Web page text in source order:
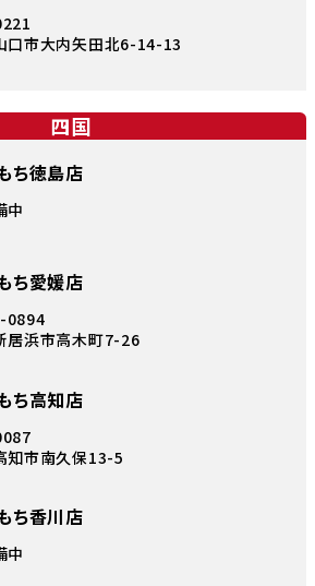
口市大内矢田北6-14-13
四国
ち徳島店
中
ち愛媛店
0894
居浜市高木町7-26
ち高知店
知市南久保13-5
ち香川店
中